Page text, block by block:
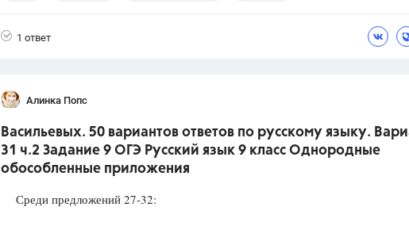
1 ответ
Алинка Попс
Васильевых. 50 вариантов ответов по русскому языку.
31 ч.2 Задание 9 ОГЭ Русский язык 9 класс Однородные
обособленные приложения
Среди предложений 27-32: